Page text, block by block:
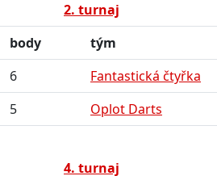
2. turnaj
body
tým
6
Fantastická čtyřka
5 Oplot Darts
4. turnaj